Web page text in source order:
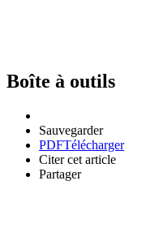
Boîte à outils
Sauvegarder
PDFTélécharger
Citer cet article
Partager